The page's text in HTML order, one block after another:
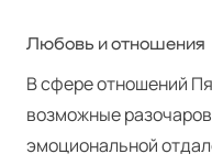
Любовь и отношения
В сфере отношений
возможные
эмоциональной